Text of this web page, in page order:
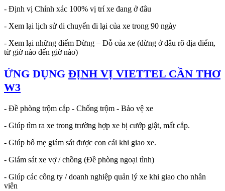
- Định vị Chính xác 100% vị trí xe đang ở đâu
- Xem lại lịch sử di chuyển đi lại của xe trong 90 ngày
- Xem lại những điểm Dừng – Đỗ của xe (dừng ở đâu rõ địa điểm,
từ giờ nào đến giờ nào)
ỨNG DỤNG ĐỊNH VỊ VIETTEL CẦN THƠ
W3
- Đề phòng trộm cắp - Chống trộm - Bảo vệ xe
- Giúp tìm ra xe trong trường hợp xe bị cướp giật, mất cắp.
- Giúp bố mẹ giám sát được con cái khi giao xe.
- Giám sát xe vợ / chồng (Đề phòng ngoại tình)
- Giúp các công ty / doanh nghiệp quản lý xe khi giao cho nhân
viên